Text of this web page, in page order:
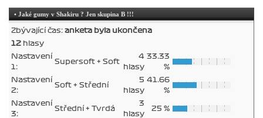
• Jaké gumy v Shakiru ? Jen skupina B !!!
Zbývající čas: anketa byla ukončena
12 hlasy
Nastavení
1:
Supersoft + Soft
4
hlasy
33.33
%
Nastavení
2:
Soft + Střední
5
hlasy
41.66
%
Nastavení
3:
Střední + Tvrdá
3
hlasy
25 %